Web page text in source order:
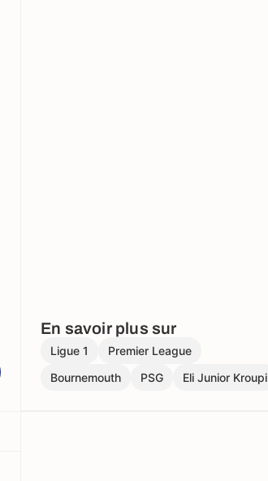
En savoir plus sur
Ligue 1
Premier League
Bournemouth
PSG Eli Junior Kroupi